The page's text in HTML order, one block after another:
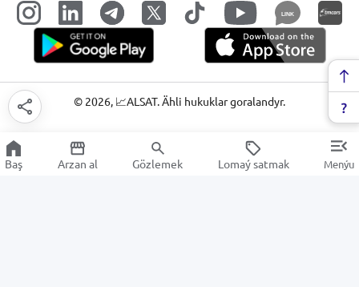
LINK
© 2026, 📈ALSAT. Ähli hukuklar goralandyr.
Baş Arzan al Gözlemek Lomaý satmak Menýu